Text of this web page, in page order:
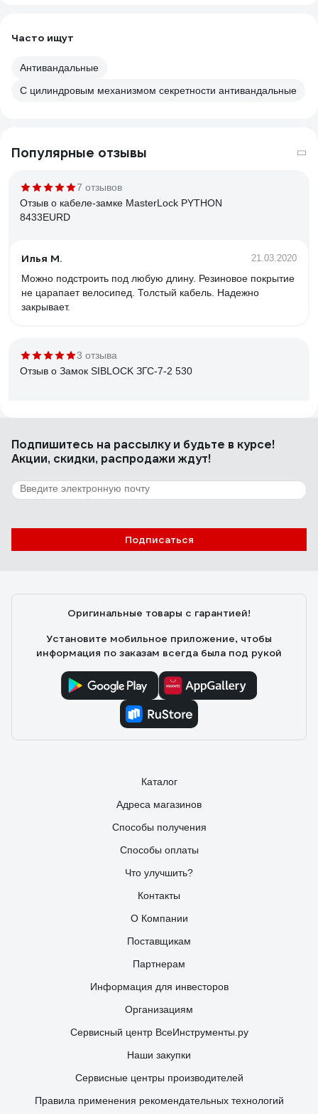
Часто ищут
Антивандальные
С цилиндровым механизмом секретности антивандальные
Популярные отзывы
7 отзывов
Отзыв о кабеле-замке MasterLock PYTHON
8433EURD
Илья М. 21.03.2020
Можно подстроить под любую длину. Резиновое покрытие
не царапает велосипед. Толстый кабель. Надежно
закрывает.
3 отзыва
Отзыв о Замок SIBLOCK ЗГС-7-2 530
Сделан в России .Служил верой и правдой с 2014 года ,
до момента попытки проникновения в капитальные
Отзыв о врезном замке APECS 7000-45-R-NI
00016654
Сергей К. 11.05.2021
Подошел как там и был, подбирал по размерам.
Подпишитесь на рассылкуи будьте в курсе!
Акции, скидки, распродажи ждут!
Подписаться
Оригинальные товары с гарантией!
Установите мобильное приложение, чтобы
информация по заказам всегда была под рукой
Каталог
Адреса магазинов
Способы получения
Способы оплаты
Что улучшить?
Контакты
О Компании
Поставщикам
Партнерам
Информация для инвесторов
Организациям
Сервисный центр ВсеИнструменты.ру
Наши закупки
Сервисные центры производителей
Правила применения рекомендательных технологий